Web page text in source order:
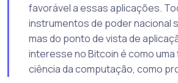
favorável a essas aplicações.
instrumentos de poder nacional
mas do ponto de vista de
interesse no Bitcoin é como
ciência da computação, como